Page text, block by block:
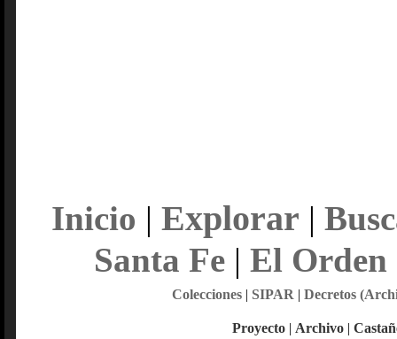
Inicio | Explorar |
Santa Fe| El Orden
Colecciones| SIPAR | Decretos
Proyecto | Archivo |